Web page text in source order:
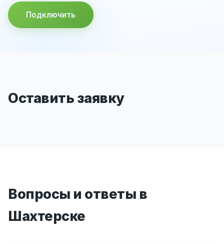
Подключить
Оставить заявку
Вопросы и ответы в
Шахтерске